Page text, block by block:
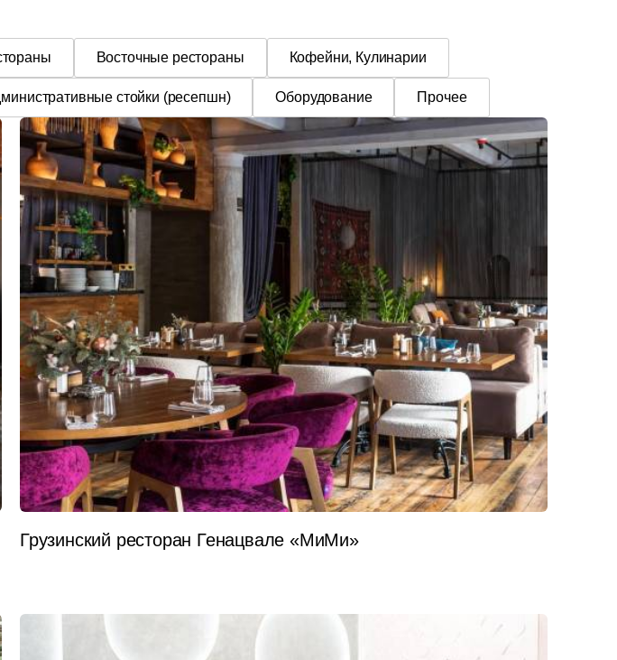
Восточные рестораны Кофейни, Кулинарии
стойки (ресепшн) Оборудование Прочее
Грузинский ресторан Генацвале «МиМи»